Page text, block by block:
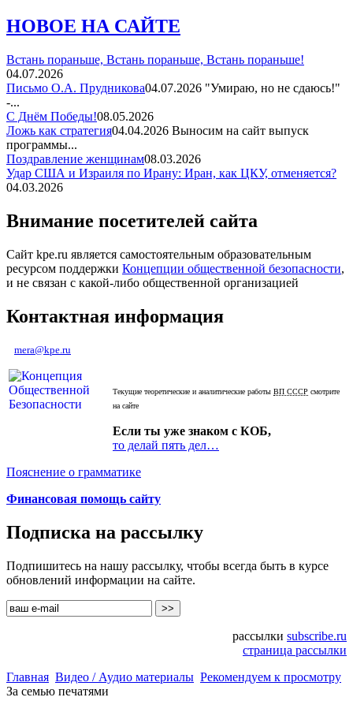
НОВОЕ НА САЙТЕ
Встань пораньше, Встань пораньше, Встань пораньше!
04.07.2026
Письмо О.А. Прудникова04.07.2026 "Умираю, но не сдаюсь!"
-...
С Днём Победы!08.05.2026
Ложь как стратегия04.04.2026 Выносим на сайт выпуск
программы...
Поздравление женщинам08.03.2026
Удар США и Израиля по Ирану: Иран, как ЦКУ, отменяется?
04.03.2026
Внимание посетителей сайта
Сайт kpe.ru является самостоятельным образовательным
ресурсом поддержки Концепции общественной безопасности,
и не связан с какой-либо общественной организацией
Контактная информация
mera@kpe.ru
Текущие теоретические и аналитические работы ВП СССР смотрите
на сайте
Если ты уже знаком с КОБ,
то делай пять дел…
Пояснение о грамматике
Финансовая помощь сайту
Подписка на рассылку
Подпишитесь на нашу рассылку, чтобы всегда быть в курсе
обновлений информации на сайте.
рассылки subscribe.ru
страница рассылки
Главная Видео / Аудио материалы Рекомендуем к просмотру
За семью печатями